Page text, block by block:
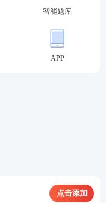
题
知识点，掌握
么都不用多想，
破合格线♥
智能题库
APP
点击添加